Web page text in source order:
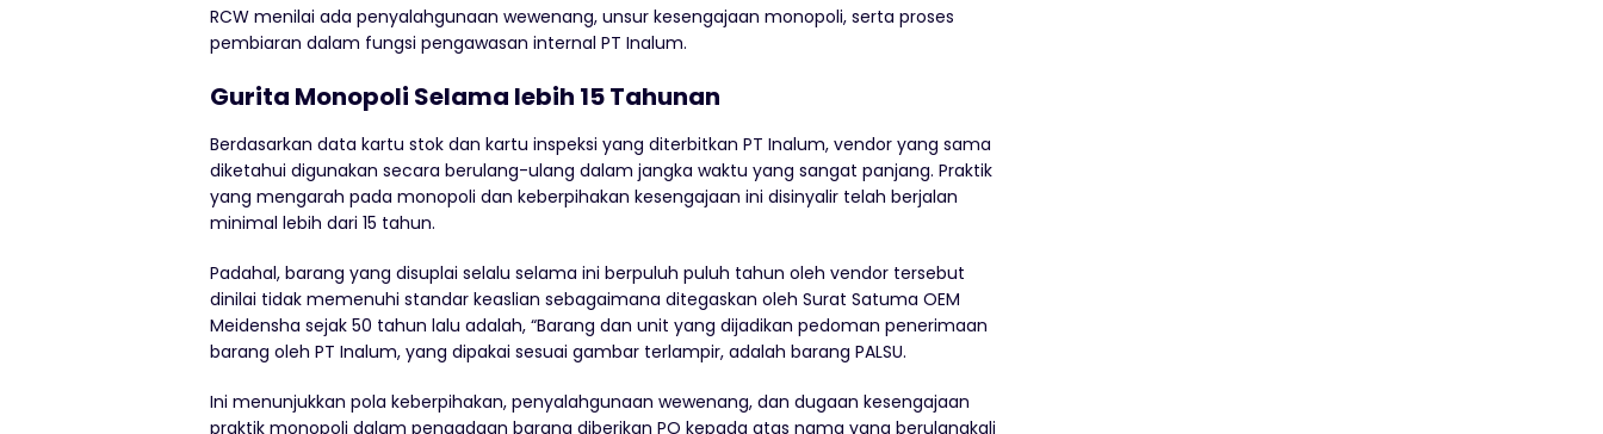
RCW menilai ada penyalahgunaan wewenang, unsur kesengajaan monopoli, serta proses
pembiaran dalam fungsi pengawasan internal PT Inalum.
Gurita Monopoli Selama lebih 15 Tahunan
Berdasarkan data kartu stok dan kartu inspeksi yang diterbitkan PT Inalum, vendor yang sama
diketahui digunakan secara berulang-ulang dalam jangka waktu yang sangat panjang. Praktik
yang mengarah pada monopoli dan keberpihakan kesengajaan ini disinyalir telah berjalan
minimal lebih dari 15 tahun.
Padahal, barang yang disuplai selalu selama ini berpuluh puluh tahun oleh vendor tersebut
dinilai tidak memenuhi standar keaslian sebagaimana ditegaskan oleh Surat Satuma OEM
Meidensha sejak 50 tahun lalu adalah, “Barang dan unit yang dijadikan pedoman penerimaan
barang oleh PT Inalum, yang dipakai sesuai gambar terlampir, adalah barang PALSU.
Ini menunjukkan pola keberpihakan, penyalahgunaan wewenang, dan dugaan kesengajaan
praktik monopoli dalam pengadaan barang diberikan PO kepada atas nama yang berulangkali